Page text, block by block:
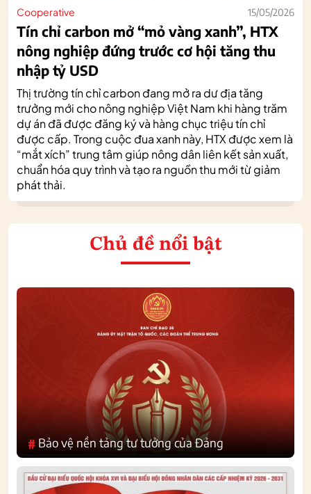
Cooperative 15/05/2026
Tín chỉ carbon mở “mỏ vàng xanh”, HTX
nông nghiệp đứng trước cơ hội tăng thu
nhập tỷ USD
Thị trường tín chỉ carbon đang mở ra dư địa tăng
trưởng mới cho nông nghiệp Việt Nam khi hàng trăm
dự án đã được đăng ký và hàng chục triệu tín chỉ
được cấp. Trong cuộc đua xanh này, HTX được xem là
“mắt xích” trung tâm giúp nông dân liên kết sản xuất,
chuẩn hóa quy trình và tạo ra nguồn thu mới từ giảm
phát thải.
Chủ đề nổi bật
# Bảo vệ nền tảng tư tưởng của Đảng